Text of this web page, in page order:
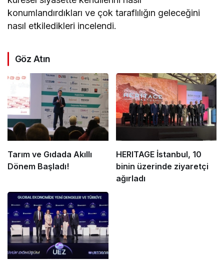
konumlandırdıkları ve çok taraflılığın geleceğini
nasıl etkiledikleri incelendi.
Göz Atın
Tarım ve Gıdada Akıllı
Dönem Başladı!
HERITAGE İstanbul, 10
binin üzerinde ziyaretçi
ağırladı